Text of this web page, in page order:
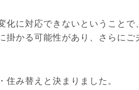
に対応できないということ
かる可能性があり、さらにご
み替えと決まりました。